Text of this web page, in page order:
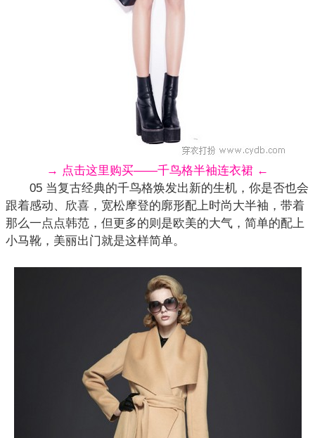
→ 点击这里购买——千鸟格半袖连衣裙 ←
05 当复古经典的千鸟格焕发出新的生机，你是否也会
跟着感动、欣喜，宽松摩登的廓形配上时尚大半袖，带着
那么一点点韩范，但更多的则是欧美的大气，简单的配上
小马靴，美丽出门就是这样简单。